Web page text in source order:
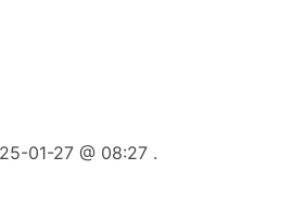
01-27 @ 08:27 .